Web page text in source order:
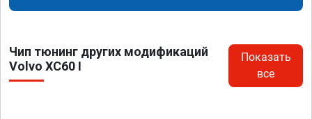
Чип тюнинг других модификаций
Volvo XC60 I
Показать
все